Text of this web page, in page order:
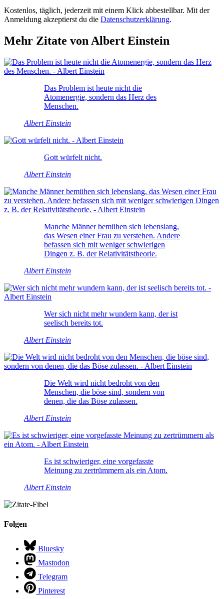
Kostenlos, täglich, jederzeit mit einem Klick abbestellbar. Mit der
Anmeldung akzeptierst du die Datenschutzerklärung.
Mehr Zitate von Albert Einstein
Das Problem ist heute nicht die
Atomenergie, sondern das Herz des
Menschen.
Albert Einstein
Gott würfelt nicht.
Albert Einstein
Manche Männer bemühen sich lebenslang,
das Wesen einer Frau zu verstehen. Andere
befassen sich mit weniger schwierigen
Dingen z. B. der Relativitätstheorie.
Albert Einstein
Wer sich nicht mehr wundern kann, der ist
seelisch bereits tot.
Albert Einstein
Die Welt wird nicht bedroht von den
Menschen, die böse sind, sondern von
denen, die das Böse zulassen.
Albert Einstein
Es ist schwieriger, eine vorgefasste
Meinung zu zertrümmern als ein Atom.
Albert Einstein
Folgen
Bluesky
Mastodon
Telegram
Pinterest